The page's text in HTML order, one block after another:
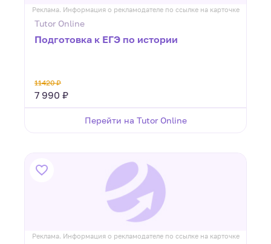
Реклама. Информация о рекламодателе по ссылке на карточке
Tutor Online
Подготовка к ЕГЭ по истории
11420 ₽
7 990 ₽
Перейти на Tutor Online
Реклама. Информация о рекламодателе по ссылке на карточке